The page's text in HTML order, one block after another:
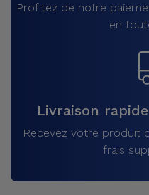
Profitez de notre
en
Livraison
Recevez votre produit
frais